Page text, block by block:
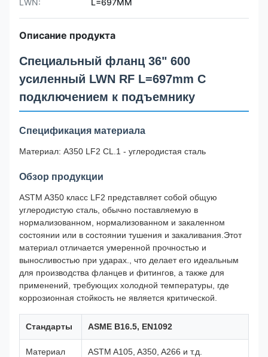
LWN:
L=697MM
Описание продукта
Специальный фланц 36" 600
усиленный LWN RF L=697mm С
подключением к подъемнику
Спецификация материала
Материал: A350 LF2 CL.1 - углеродистая сталь
Обзор продукции
ASTM A350 класс LF2 представляет собой общую
углеродистую сталь, обычно поставляемую в
нормализованном, нормализованном и закаленном
состоянии или в состоянии тушения и закаливания.Этот
материал отличается умеренной прочностью и
выносливостью при ударах., что делает его идеальным
для производства фланцев и фитингов, а также для
применений, требующих холодной температуры, где
коррозионная стойкость не является критической.
Стандарты ASME B16.5, EN1092
Материал ASTM A105, A350, A266 и т.д.